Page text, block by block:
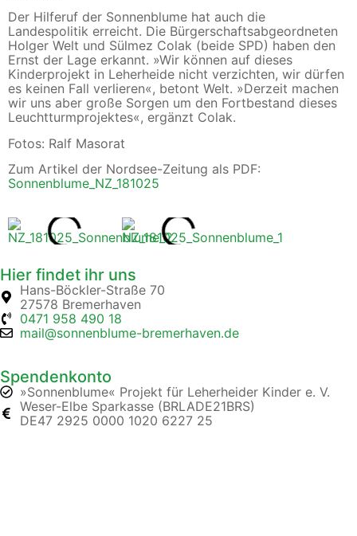
Der Hilferuf der Sonnenblume hat auch die
Landespolitik erreicht. Die Bürgerschaftsabgeordneten
Holger Welt und Sülmez Colak (beide SPD) haben den
Ernst der Lage erkannt. »Wir können auf dieses
Kinderprojekt in Leherheide nicht verzichten, wir dürfen
es keinen Fall verlieren«, betont Welt. »Derzeit machen
wir uns aber große Sorgen um den Fortbestand dieses
Leuchtturmprojektes«, ergänzt Colak.
Fotos: Ralf Masorat
Zum Artikel der Nordsee-Zeitung als PDF:
Sonnenblume_NZ_181025
Hier findet ihr uns
Hans-Böckler-Straße 70
27578 Bremerhaven
0471 958 490 18
mail@sonnenblume-bremerhaven.de
Spendenkonto
»Sonnenblume« Projekt für Leherheider Kinder e. V.
Weser-Elbe Sparkasse (BRLADE21BRS)
DE47 2925 0000 1020 6227 25